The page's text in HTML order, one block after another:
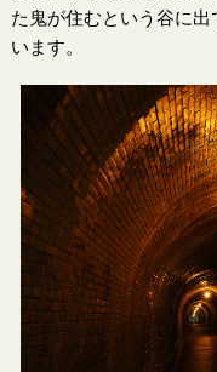
た鬼が住むという谷に
います。